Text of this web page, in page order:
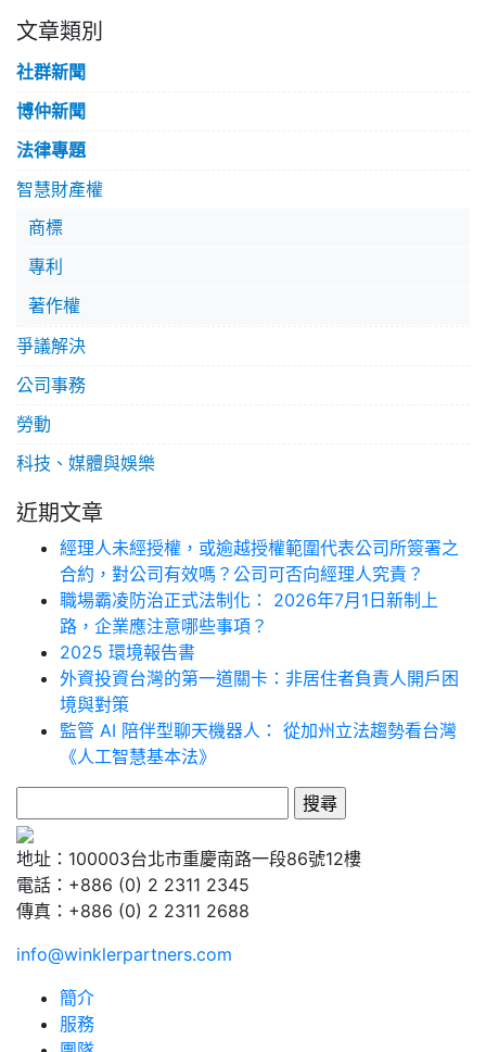
文章類別
社群新聞
博仲新聞
法律專題
智慧財產權
商標
專利
著作權
爭議解決
公司事務
勞動
科技、媒體與娛樂
近期文章
經理人未經授權，或逾越授權範圍代表公司所簽署之
合約，對公司有效嗎？公司可否向經理人究責？
職場霸凌防治正式法制化： 2026年7月1日新制上
路，企業應注意哪些事項？
2025 環境報告書
外資投資台灣的第一道關卡：非居住者負責人開戶困
境與對策
監管 AI 陪伴型聊天機器人： 從加州立法趨勢看台灣
《人工智慧基本法》
尋
關
鍵
字:
地址：100003台北市重慶南路一段86號12樓
電話：+886 (0) 2 2311 2345
傳真：+886 (0) 2 2311 2688
info@winklerpartners.com
簡介
服務